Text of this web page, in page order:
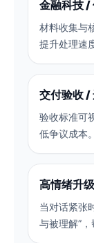
金融科技 /
材料收集与
提升处理速
交付验收 /
验收标准可
低争议成本。
高情绪升
当对话紧张
与被理解”，